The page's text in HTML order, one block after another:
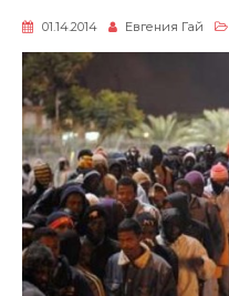
01.14.2014 Евгения Гай